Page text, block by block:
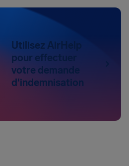
Utilisez AirHelp
pour effectuer
votre demande
d'indemnisation